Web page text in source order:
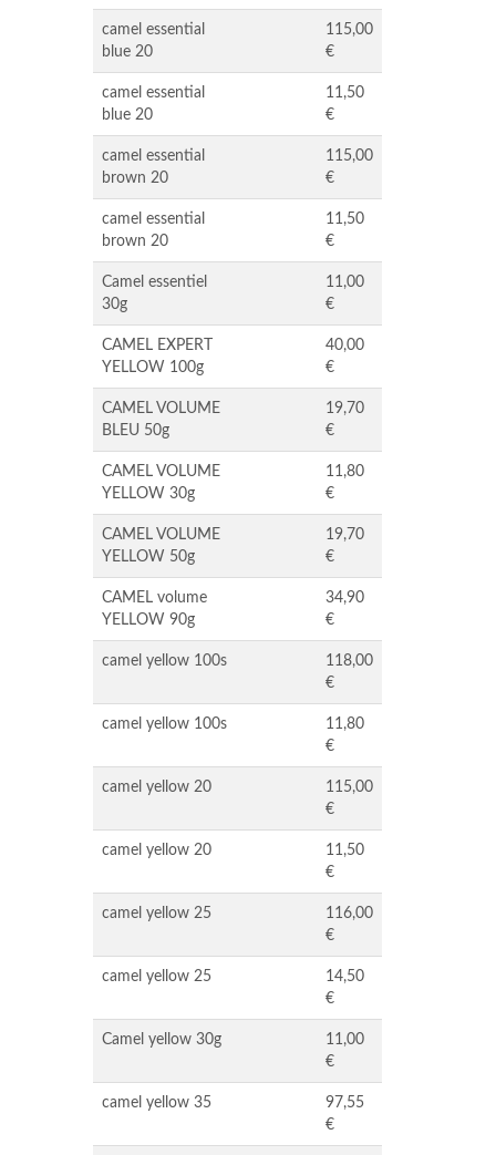
camel essential
blue 20
115,00
€
camel essential
blue 20
11,50
€
camel essential
brown 20
115,00
€
camel essential
brown 20
11,50
€
Camel essentiel
30g
11,00
€
CAMEL EXPERT
YELLOW 100g
40,00
€
CAMEL VOLUME
BLEU 50g
19,70
€
CAMEL VOLUME
YELLOW 30g
11,80
€
CAMEL VOLUME
YELLOW 50g
19,70
€
CAMEL volume
YELLOW 90g
34,90
€
camel yellow 100s
118,00
€
camel yellow 100s
11,80
€
camel yellow 20
115,00
€
camel yellow 20
11,50
€
camel yellow 25
116,00
€
camel yellow 25
14,50
€
Camel yellow 30g
11,00
€
camel yellow 35
97,55
€